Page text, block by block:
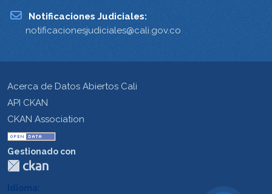
Notificaciones Judiciales:
notificacionesjudiciales@cali.gov.co
Acerca de Datos Abiertos Cali
API CKAN
CKAN Association
Gestionado con